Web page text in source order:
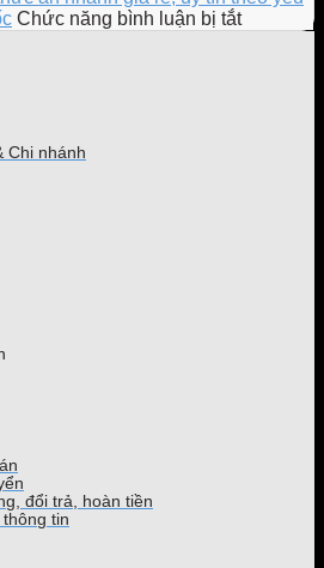
giới
hạn
mẫu
Ly
mềm
quản
10
Chức năng bình luận bị tắtở
Chi nhánh
đổi trả, hoàn tiền
tin